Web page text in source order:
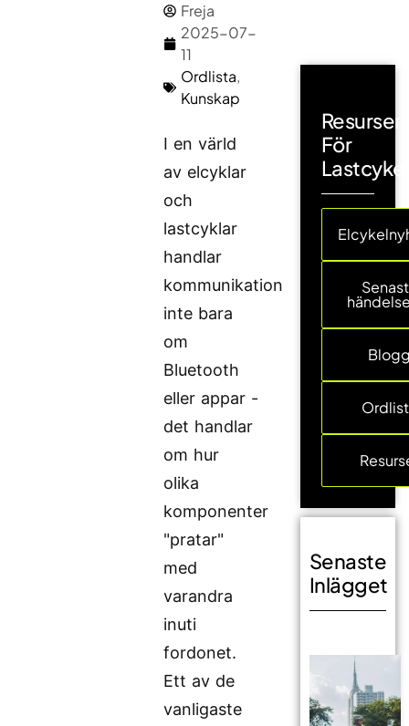
Freja
2025-07-
11
Ordlista,
Kunskap
I en värld
av elcyklar
och
lastcyklar
handlar
kommunikation
inte bara
om
Bluetooth
eller appar -
det handlar
om hur
olika
komponenter
"pratar"
med
varandra
inuti
fordonet.
Ett av de
vanligaste
Resurser
För
Lastcykel
Senaste
Inlägget